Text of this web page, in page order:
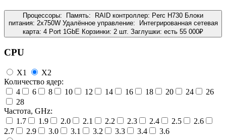
Процессоры: Память: RAID контроллер: Perc H730 Блоки
питания: 2x750W Удалённое управление:
Интегрированная сетевая
карта: 4 Port 1GbE Корзинки: 2 шт. Заглушки: есть 55 000₽
CPU
X1
X2
Количество ядер:
4
6 8 10 12 14 16 18 20 24
26
28
Частота, GHz:
1.7
1.9 2.0 2.1 2.2 2.3 2.4 2.5
2.6
2.7
2.9 3.0 3.1 3.2 3.3 3.4 3.6